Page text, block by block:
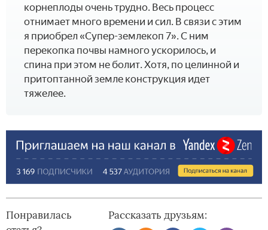
корнеплоды очень трудно. Весь процесс
отнимает много времени и сил. В связи с этим
я приобрел «Супер-землекоп 7». С ним
перекопка почвы намного ускорилось, и
спина при этом не болит. Хотя, по целинной и
притоптанной земле конструкция идет
тяжелее.
Понравилась
Рассказать друзьям: